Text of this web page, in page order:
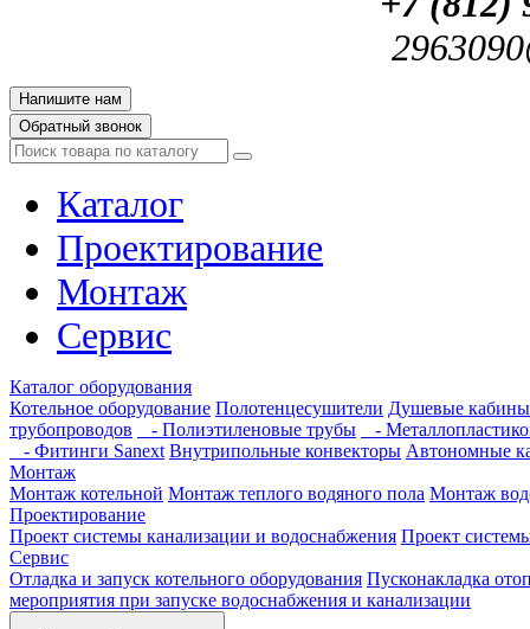
Напишите нам
Обратный звонок
Каталог
Проектирование
Монтаж
Сервис
Каталог оборудования
Котельное оборудование Полотенцесушители Душевые кабины
трубопроводов
- Полиэтиленовые трубы
-
- Фитинги Sanext Внутрипольные конвекторы Автономные
Монтаж
Монтаж котельной Монтаж теплого водяного пола Монтаж
Проектирование
Проект системы канализации и водоснабжения Проект
Сервис
Отладка и запуск котельного оборудования Пусконакладка
мероприятия при запуске водоснабжения и канализации